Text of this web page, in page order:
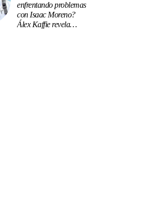
enfrentando problemas
con Isaac Moreno?
Álex Kaffie revela